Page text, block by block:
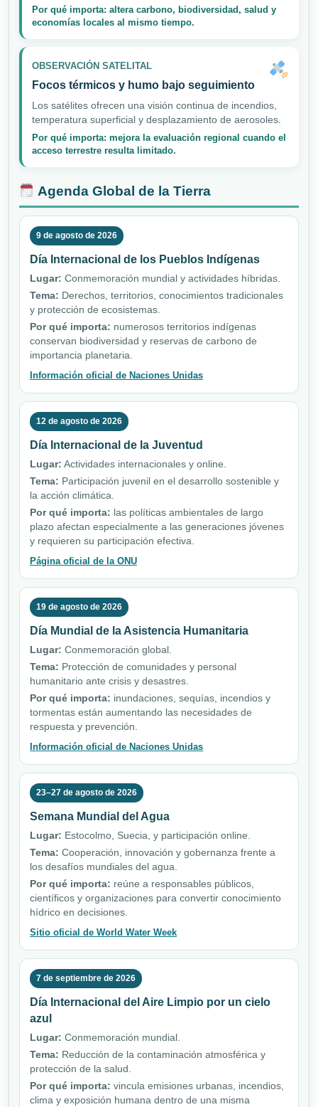
Por qué importa: altera carbono, biodiversidad, salud y
economías locales al mismo tiempo.
OBSERVACIÓN SATELITAL
Focos térmicos y humo bajo seguimiento
Los satélites ofrecen una visión continua de incendios,
temperatura superficial y desplazamiento de aerosoles.
Por qué importa: mejora la evaluación regional cuando el
acceso terrestre resulta limitado.
Agenda Global de la Tierra
9 de agosto de 2026
Día Internacional de los Pueblos Indígenas
Lugar: Conmemoración mundial y actividades híbridas.
Tema: Derechos, territorios, conocimientos tradicionales
y protección de ecosistemas.
Por qué importa: numerosos territorios indígenas
conservan biodiversidad y reservas de carbono de
importancia planetaria.
Información oficial de Naciones Unidas
12 de agosto de 2026
Día Internacional de la Juventud
Lugar: Actividades internacionales y online.
Tema: Participación juvenil en el desarrollo sostenible y
la acción climática.
Por qué importa: las políticas ambientales de largo
plazo afectan especialmente a las generaciones jóvenes
y requieren su participación efectiva.
Página oficial de la ONU
19 de agosto de 2026
Día Mundial de la Asistencia Humanitaria
Lugar: Conmemoración global.
Tema: Protección de comunidades y personal
humanitario ante crisis y desastres.
Por qué importa: inundaciones, sequías, incendios y
tormentas están aumentando las necesidades de
respuesta y prevención.
Información oficial de Naciones Unidas
23–27 de agosto de 2026
Semana Mundial del Agua
Lugar: Estocolmo, Suecia, y participación online.
Tema: Cooperación, innovación y gobernanza frente a
los desafíos mundiales del agua.
Por qué importa: reúne a responsables públicos,
científicos y organizaciones para convertir conocimiento
hídrico en decisiones.
Sitio oficial de World Water Week
7 de septiembre de 2026
Día Internacional del Aire Limpio por un cielo
azul
Lugar: Conmemoración mundial.
Tema: Reducción de la contaminación atmosférica y
protección de la salud.
Por qué importa: vincula emisiones urbanas, incendios,
clima y exposición humana dentro de una misma